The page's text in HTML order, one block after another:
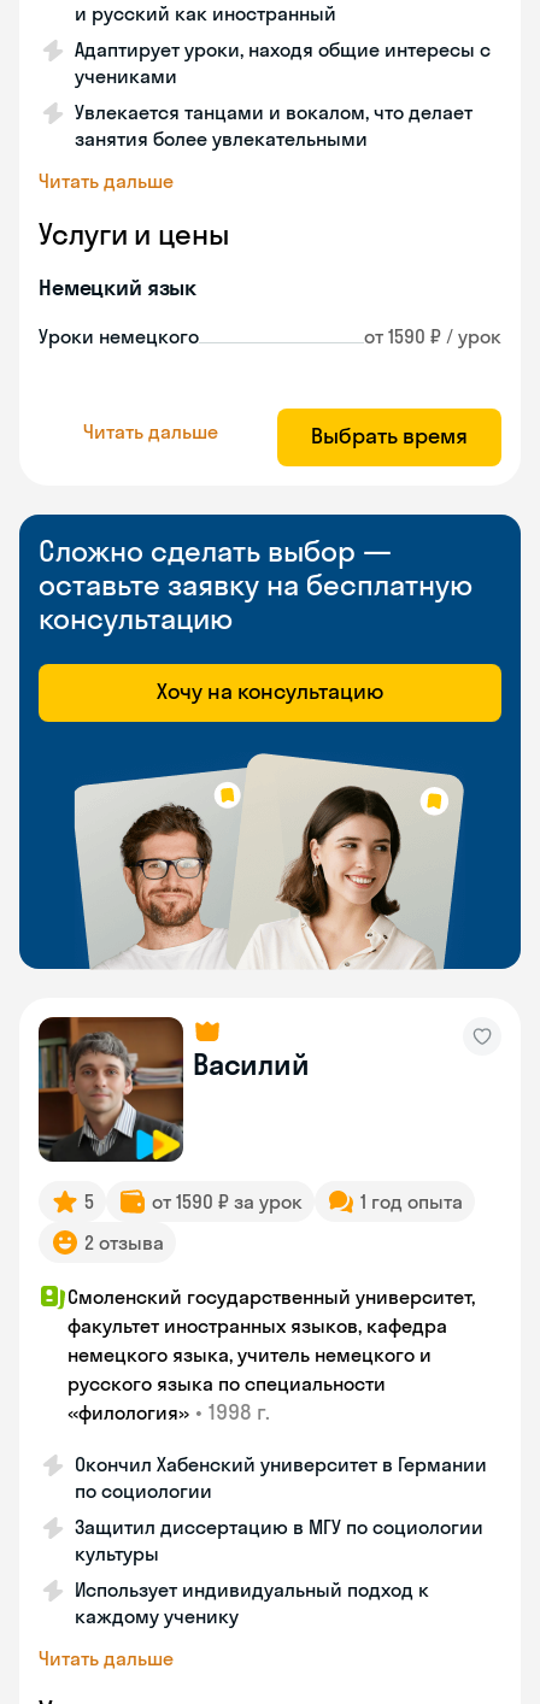
и русский как иностранный
Адаптирует уроки, находя общие интересы с
учениками
Увлекается танцами и вокалом, что делает
занятия более увлекательными
Читать дальше
Услуги и цены
Немецкий язык
Уроки немецкого от 1590 ₽ / урок
Читать дальше Выбрать время
Сложно сделать выбор —
оставьте заявку на бесплатную
консультацию
Хочу на консультацию
Василий
5 от 1590 ₽ за урок
1 год опыта
2 отзыва
Смоленский государственный университет,
факультет иностранных языков, кафедра
немецкого языка, учитель немецкого и
русского языка по специальности
«филология» • 1998 г.
Окончил Хабенский университет в Германии
по социологии
Защитил диссертацию в МГУ по социологии
культуры
Использует индивидуальный подход к
каждому ученику
Читать дальше